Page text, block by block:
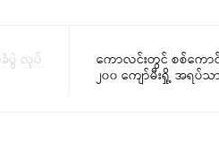
ပွဲ လုပ် ကောလင်းတွင် စစ်ကော
၂၀၀ ကျော်မီးရှို့ အရပ်